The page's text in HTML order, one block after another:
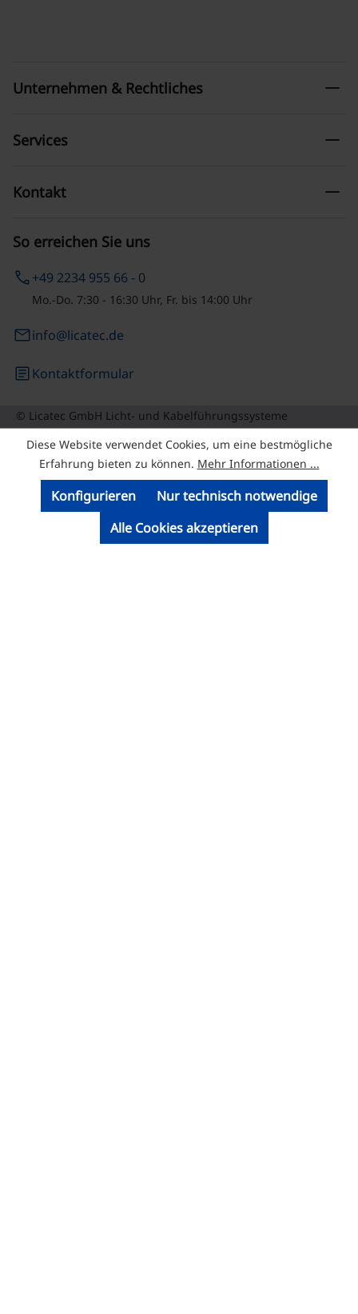
So erreichen Sie uns
phone+49 2234 955 66 - 0
Mo.-Do. 7:30 - 16:30 Uhr, Fr. bis 14:00 Uhr
emailinfo@licatec.de
articleKontaktformular
Unternehmen & Rechtliches remove
Services remove
Kontakt remove
© Licatec GmbH Licht- und Kabelführungssysteme
Diese Website verwendet Cookies, um eine bestmögliche
Erfahrung bieten zu können. Mehr Informationen ...
Nur technisch notwendige
Konfigurieren
Alle Cookies akzeptieren